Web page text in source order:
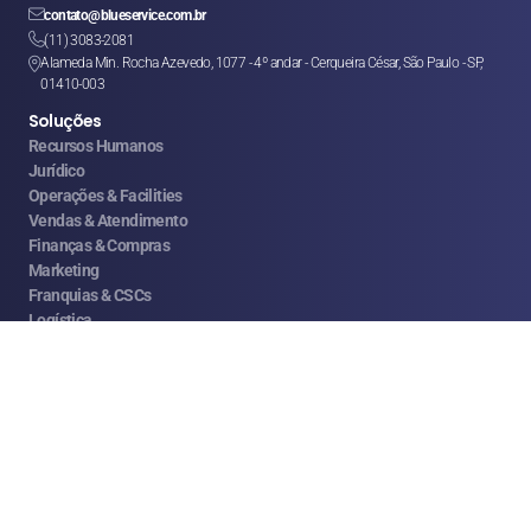
contato@blueservice.com.br
(11) 3083-2081
Alameda Min. Rocha Azevedo, 1077 - 4º andar - Cerqueira César, São Paulo - SP,
01410-003
Soluções
Recursos Humanos
Jurídico
Operações & Facilities
Vendas & Atendimento
Finanças & Compras
Marketing
Franquias & CSCs
Logística